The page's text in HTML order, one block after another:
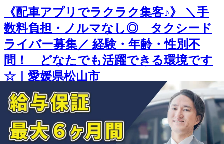
《配車アプリでラクラク集客♪》 ＼手
数料負担・ノルマなし◎ タクシード
ライバー募集／ 経験・年齢・性別不
問！ どなたでも活躍できる環境です
☆｜愛媛県松山市
第一交通産業株式会社
想定給与
月給￥160,000〜￥250,000
勤務地